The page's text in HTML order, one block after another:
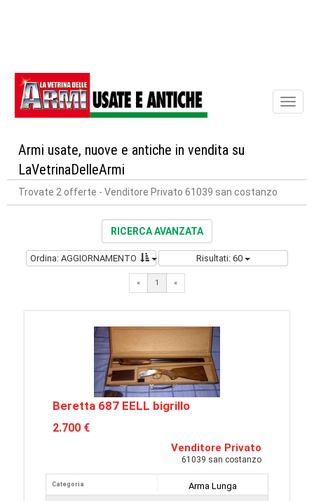
Armi usate, nuove e antiche in vendita su
LaVetrinaDelleArmi
Trovate 2 offerte - Venditore Privato 61039 san costanzo
RICERCA AVANZATA
Ordina: AGGIORNAMENTO Risultati: 60
« 1 «
Beretta 687 EELL bigrillo
2.700 €
Venditore Privato
61039 san costanzo
Categoria
Arma Lunga